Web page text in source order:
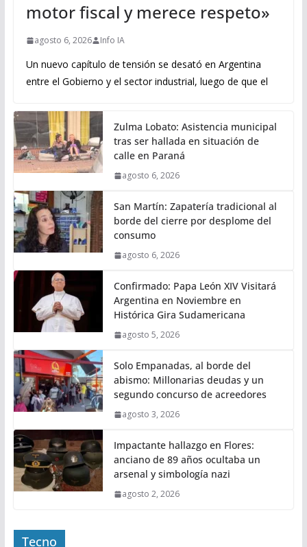
motor fiscal y merece respeto»
agosto 6, 2026 Info IA
Un nuevo capítulo de tensión se desató en Argentina
entre el Gobierno y el sector industrial, luego de que el
Zulma Lobato: Asistencia municipal
tras ser hallada en situación de
calle en Paraná
agosto 6, 2026
San Martín: Zapatería tradicional al
borde del cierre por desplome del
consumo
agosto 6, 2026
Confirmado: Papa León XIV Visitará
Argentina en Noviembre en
Histórica Gira Sudamericana
agosto 5, 2026
Solo Empanadas, al borde del
abismo: Millonarias deudas y un
segundo concurso de acreedores
agosto 3, 2026
Impactante hallazgo en Flores:
anciano de 89 años ocultaba un
arsenal y simbología nazi
agosto 2, 2026
Tecno